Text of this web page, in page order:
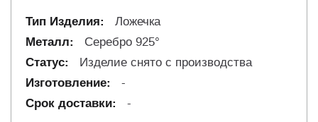
Ложечка
Серебро 925°
Изделие снято с производства
-
-